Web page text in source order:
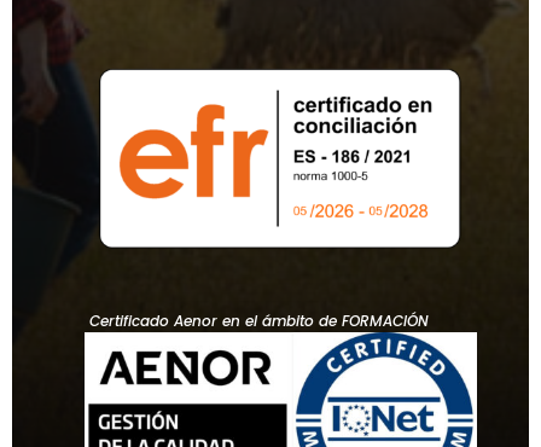
Certificado Aenor en el ámbito de FORMACIÓN